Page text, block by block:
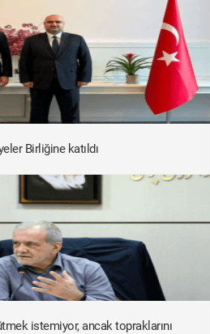
Birliğine katıldı
istemiyor, ancak topraklarını